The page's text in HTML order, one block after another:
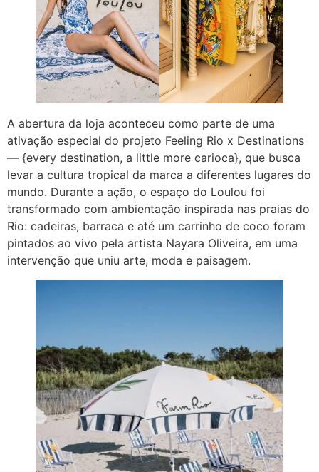
A abertura da loja aconteceu como parte de uma
ativação especial do projeto Feeling Rio x Destinations
— {every destination, a little more carioca}, que busca
levar a cultura tropical da marca a diferentes lugares do
mundo. Durante a ação, o espaço do Loulou foi
transformado com ambientação inspirada nas praias do
Rio: cadeiras, barraca e até um carrinho de coco foram
pintados ao vivo pela artista Nayara Oliveira, em uma
intervenção que uniu arte, moda e paisagem.